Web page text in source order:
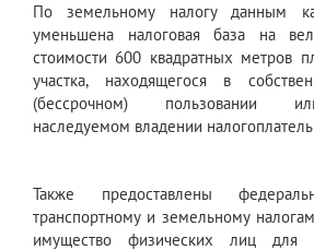
По земельному налогу данным
уменьшена налоговая база на
стоимости 600 квадратных метров
участка, находящегося в
(бессрочном) пользовании
наследуемом владении
Также предоставлены
транспортному и земельному
имущество физических лиц для